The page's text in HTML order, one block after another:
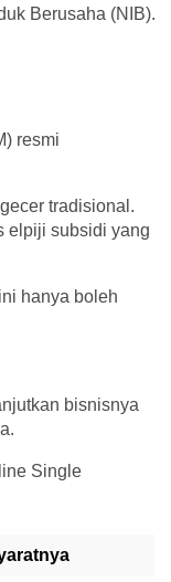
Berusaha (NIB).
resmi
tradisional.
elpiji subsidi yang
hanya boleh
bisnisnya
Single